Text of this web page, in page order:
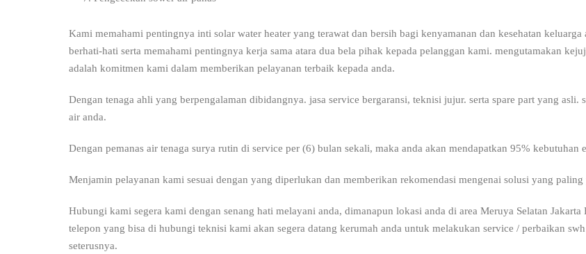
Kami memahami pentingnya inti solar water heater yang terawat dan bersih bagi kenyamanan dan kesehatan
berhati-hati serta memahami pentingnya kerja sama atara dua bela pihak kepada pelanggan kami. mengutamakan
adalah komitmen kami dalam memberikan pelayanan terbaik kepada anda.
Dengan tenaga ahli yang berpengalaman dibidangnya. jasa service bergaransi, teknisi jujur. serta spare part yang asli.
air anda.
Dengan pemanas air tenaga surya rutin di service per (6) bulan sekali, maka anda akan mendapatkan 95% kebutuhan
Menjamin pelayanan kami sesuai dengan yang diperlukan dan memberikan rekomendasi mengenai solusi yang
Hubungi kami segera kami dengan senang hati melayani anda, dimanapun lokasi anda di area Meruya Selatan
telepon yang bisa di hubungi teknisi kami akan segera datang kerumah anda untuk melakukan service / perbaikan
seterusnya.